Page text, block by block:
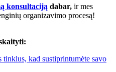
konsultaciją dabar, ir mes
organizavimo procesą!
kad sustiprintumėte savo